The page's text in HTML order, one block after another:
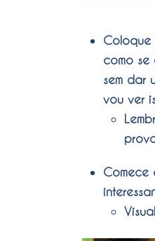
Coloque
como se
sem dar
vou ver
Comece